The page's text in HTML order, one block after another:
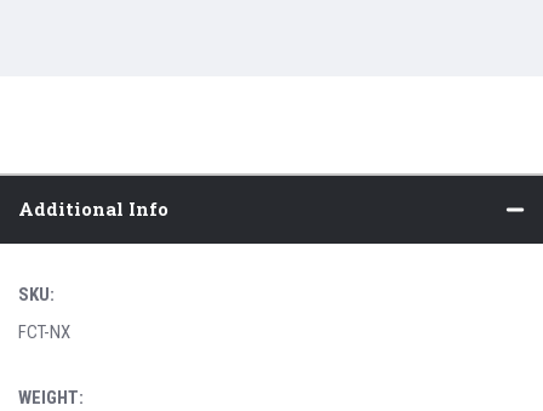
Additional Info
SKU:
FCT-NX
WEIGHT: